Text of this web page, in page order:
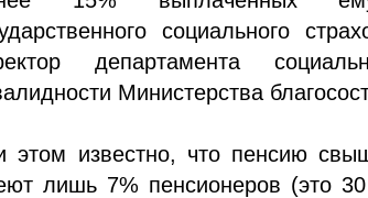
социального
департамента
Министерства
этом известно, что пенсию
лишь 7% пенсионеров (это 30